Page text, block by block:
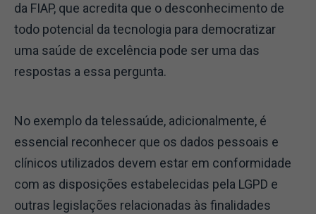
da FIAP, que acredita que o desconhecimento de
todo potencial da tecnologia para democratizar
uma saúde de excelência pode ser uma das
respostas a essa pergunta.
No exemplo da telessaúde, adicionalmente, é
essencial reconhecer que os dados pessoais e
clínicos utilizados devem estar em conformidade
com as disposições estabelecidas pela LGPD e
outras legislações relacionadas às finalidades